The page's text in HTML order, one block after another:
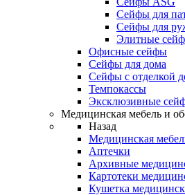
Сейфы для
Сейфы для
Элитные
Офисные сейфы
Сейфы для дома
Сейфы с отделкой
Темпокассы
Эксклюзивные
Медицинская мебель и
Назад
Медицинская
Аптечки
Архивные
Картотеки
Кушетка